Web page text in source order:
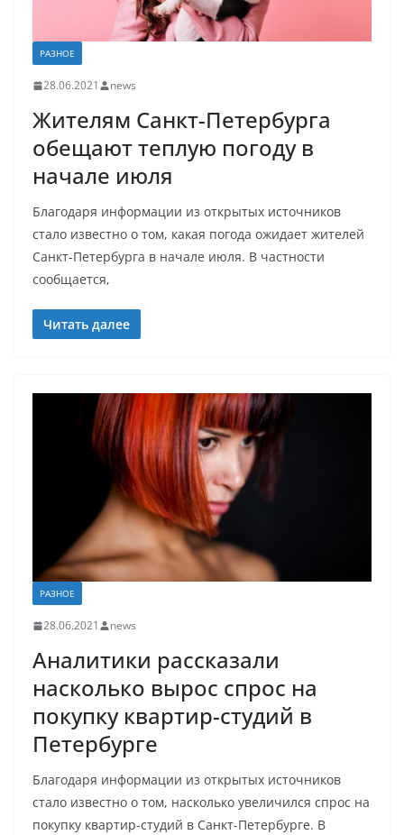
РАЗНОЕ
28.06.2021 news
Жителям Санкт-Петербурга
обещают теплую погоду в
начале июля
Благодаря информации из открытых источников
стало известно о том, какая погода ожидает жителей
Санкт-Петербурга в начале июля. В частности
сообщается,
Читать далее
РАЗНОЕ
28.06.2021 news
Аналитики рассказали
насколько вырос спрос на
покупку квартир-студий в
Петербурге
Благодаря информации из открытых источников
стало известно о том, насколько увеличился спрос на
покупку квартир-студий в Санкт-Петербурге. В